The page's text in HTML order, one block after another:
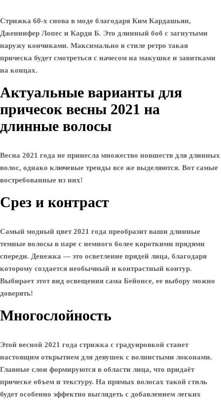
Стрижка 60-х снова в моде благодаря Ким Кардашьян,
Дженнифер Лопес и Карди Б. Это длинный боб с загнутыми
наружу кончиками. Максимально в стиле ретро такая
прическа будет смотреться с начесом на макушке и завитками
на концах.
Актуальные варианты для
причесок весны 2021 на
длинные волосы
Весна 2021 года не принесла множество новшеств для длинных
волос, однако ключевые тренды все же выделяются. Вот самые
востребованные из них!
Срез и контраст
Самый модный цвет 2021 года преобразит ваши длинные
темные волосы в паре с немного более короткими прядями
спереди. Денежка — это осветление прядей лица, благодаря
которому создается необычный и контрастный контур.
Выбирает этот вид освещения сама Бейонсе, ее выбору можно
доверять!
Многослойность
Этой весной 2021 года стрижка с градуировкой станет
настоящим открытием для девушек с волнистыми локонами.
Главные слои формируются в области лица, что придаёт
прическе объем и текстуру. На прямых волосах такой стиль
будет особенно эффектно выглядеть с добавлением легких